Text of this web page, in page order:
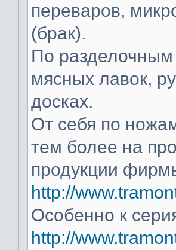
переваров,
(брак).
По разделочным
мясных лавок,
досках.
От себя по
тем более на
продукции
http://
Особенно к
http://